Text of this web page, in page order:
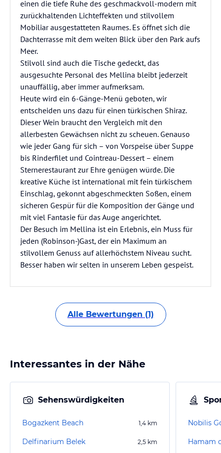
einen die tiefe Ruhe des geschmackvoll-modern mit
zurückhaltenden Lichteffekten und stilvollem
Mobiliar ausgestatteten Raumes. Es öffnet sich die
Dachterrasse mit dem weiten Blick über den Park aufs
Meer.
Stilvoll sind auch die Tische gedeckt, das
ausgesuchte Personal des Mellina bleibt jederzeit
unauffällig, aber immer aufmerksam.
Heute wird ein 6-Gänge-Menü geboten, wir
entscheiden uns dazu für einen türkischen Shiraz.
Dieser Wein braucht den Vergleich mit den
allerbesten Gewächsen nicht zu scheuen. Genauso
wie jeder Gang für sich – von Vorspeise über Suppe
bis Rinderfilet und Cointreau-Dessert – einem
Sternerestaurant zur Ehre genügen würde. Die
kreative Küche ist international mit fein türkischem
Einschlag, gekonnt abgeschmeckten Soßen, einem
sicheren Gespür für die Komposition der Gänge und
mit viel Fantasie für das Auge angerichtet.
Der Besuch im Mellina ist ein Erlebnis, ein Muss für
jeden (Robinson-)Gast, der ein Maximum an
stilvollem Genuss auf allerhöchstem Niveau sucht.
Besser haben wir selten in unserem Leben gespeist.
Alle Bewertungen (1)
Interessantes in der Nähe
Sehenswürdigkeiten
Bogazkent Beach 1,4 km
Delfinarium Belek 2,5 km
Nobilis
Hamam